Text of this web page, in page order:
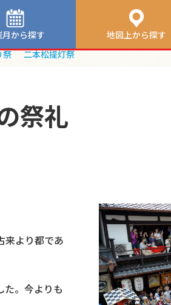
月から探す
地図上から探す
祭 二本松提灯祭
祭礼
来より都であ
た。今よりも